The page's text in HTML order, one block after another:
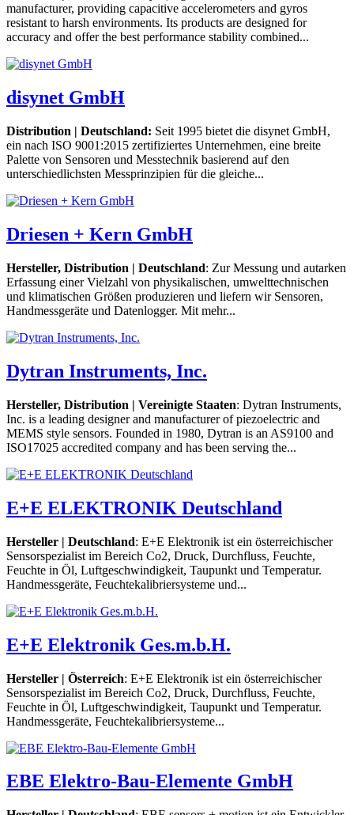
manufacturer, providing capacitive accelerometers and gyros
resistant to harsh environments. Its products are designed for
accuracy and offer the best performance stability combined...
disynet GmbH
Distribution | Deutschland: Seit 1995 bietet die disynet GmbH,
ein nach ISO 9001:2015 zertifiziertes Unternehmen, eine breite
Palette von Sensoren und Messtechnik basierend auf den
unterschiedlichsten Messprinzipien für die gleiche...
Driesen + Kern GmbH
Hersteller, Distribution | Deutschland: Zur Messung und autarken
Erfassung einer Vielzahl von physikalischen, umwelttechnischen
und klimatischen Größen produzieren und liefern wir Sensoren,
Handmessgeräte und Datenlogger. Mit mehr...
Dytran Instruments, Inc.
Hersteller, Distribution | Vereinigte Staaten: Dytran Instruments,
Inc. is a leading designer and manufacturer of piezoelectric and
MEMS style sensors. Founded in 1980, Dytran is an AS9100 and
ISO17025 accredited company and has been serving the...
E+E ELEKTRONIK Deutschland
Hersteller | Deutschland: E+E Elektronik ist ein österreichischer
Sensorspezialist im Bereich Co2, Druck, Durchfluss, Feuchte,
Feuchte in Öl, Luftgeschwindigkeit, Taupunkt und Temperatur.
Handmessgeräte, Feuchtekalibriersysteme und...
E+E Elektronik Ges.m.b.H.
Hersteller | Österreich: E+E Elektronik ist ein österreichischer
Sensorspezialist im Bereich Co2, Druck, Durchfluss, Feuchte,
Feuchte in Öl, Luftgeschwindigkeit, Taupunkt und Temperatur.
Handmessgeräte, Feuchtekalibriersysteme...
EBE Elektro-Bau-Elemente GmbH